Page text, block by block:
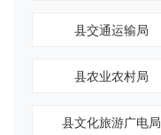
县交通运输局
县农业农村局
县文化旅游广电局